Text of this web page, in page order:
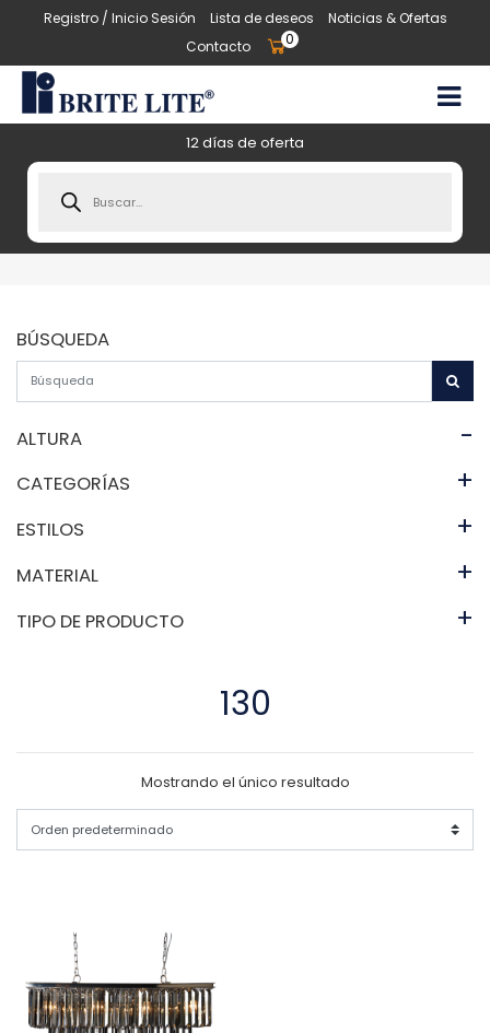
Registro / Inicio Sesión Lista de deseos
Noticias & Ofertas
Contacto
0
12 días de oferta
search
BÚSQUEDA
ALTURA -
CATEGORÍAS +
ESTILOS +
MATERIAL +
TIPO DE PRODUCTO +
130
Mostrando el único resultado